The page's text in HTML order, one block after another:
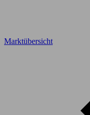
Marktübersicht